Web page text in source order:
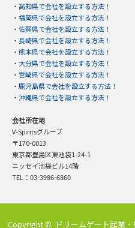
・ 高知県で会社を設立する方法！
・ 福岡県で会社を設立する方法！
・ 佐賀県で会社を設立する方法！
・ 長崎県で会社を設立する方法！
・ 熊本県で会社を設立する方法！
・ 大分県で会社を設立する方法！
・ 宮崎県で会社を設立する方法！
・ 鹿児島県で会社を設立する方法！
・ 沖縄県で会社を設立する方法！
会社所在地
V-Spiritsグループ
〒170-0013
東京都豊島区東池袋1-24-1
ニッセイ池袋ビル14階
TEL：03-3986-6860
Copyright © ドリームゲート起業